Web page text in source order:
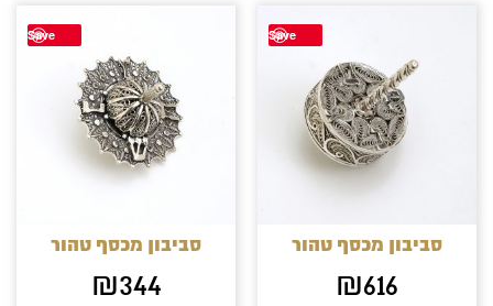
Save
סביבון מכסף טהור
₪616
Save
סביבון מכסף טהור
₪344